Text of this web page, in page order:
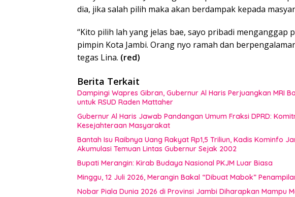
dia, jika salah pilih maka akan berdampak kepada
“Kito pilih lah yang jelas bae, sayo pribadi menganggap
pimpin Kota Jambi. Orang nyo ramah dan
tegas Lina. (red)
Berita Terkait
Dampingi Wapres Gibran, Gubernur Al Haris Perjuangkan MRI
untuk RSUD Raden Mattaher
Gubernur Al Haris Jawab Pandangan Umum Fraksi DPRD:
Kesejahteraan Masyarakat
Bantah Isu Raibnya Uang Rakyat Rp1,5 Triliun, Kadis Kominfo
Akumulasi Temuan Lintas Gubernur Sejak 2002
Bupati Merangin: Kirab Budaya Nasional PKJM Luar Biasa
Minggu, 12 Juli 2026, Merangin Bakal “Dibuat Mabok”
Nobar Piala Dunia 2026 di Provinsi Jambi Diharapkan Mampu